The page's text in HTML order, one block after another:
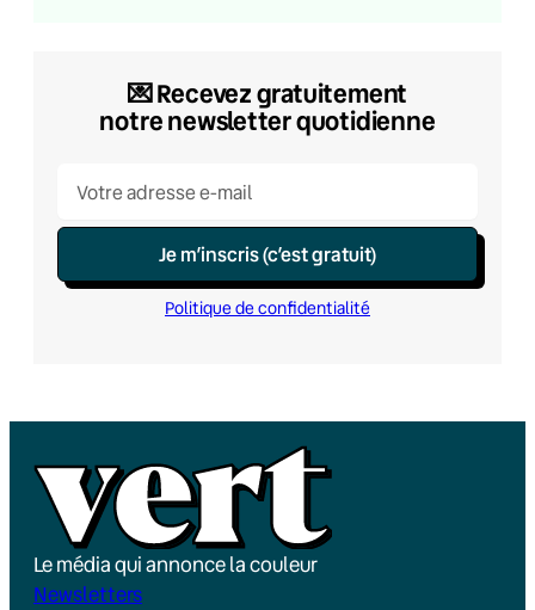
💌​ Recevez gratuitement
notre newsletter quotidienne
Je m’inscris (c’est gratuit)
Politique de confidentialité
Le média qui annonce la couleur
Newsletters